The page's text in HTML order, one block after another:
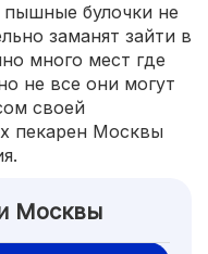
пышные булочки не
заманят зайти в
много мест где
не все они могут
своей
пекарен Москвы
Москвы